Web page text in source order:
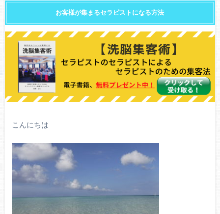
お客様が集まるセラピストになる方法
こんにちは